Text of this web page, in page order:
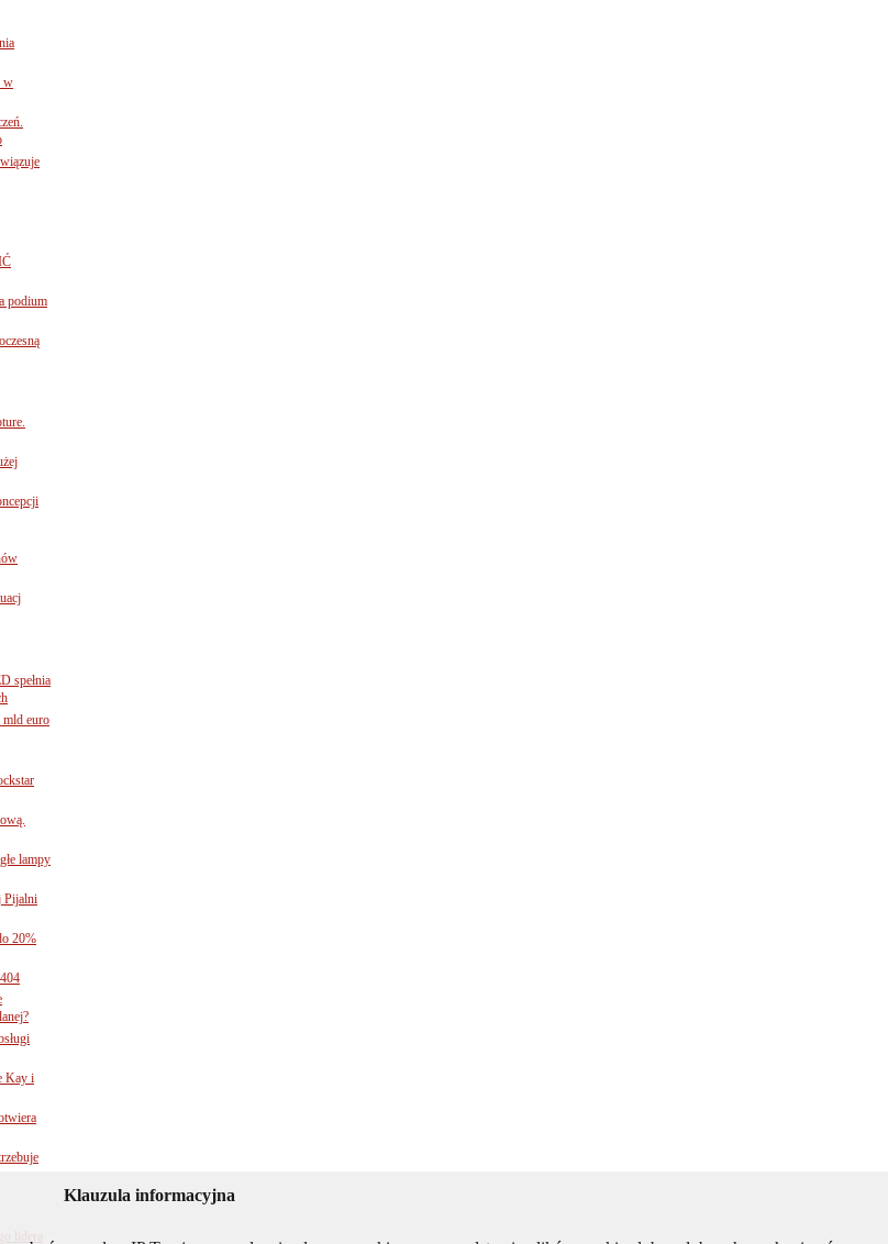
w
podium
spełnia
mld euro
lampy
Pijalni
20%
Kay i
lidera
Klauzula informacyjna